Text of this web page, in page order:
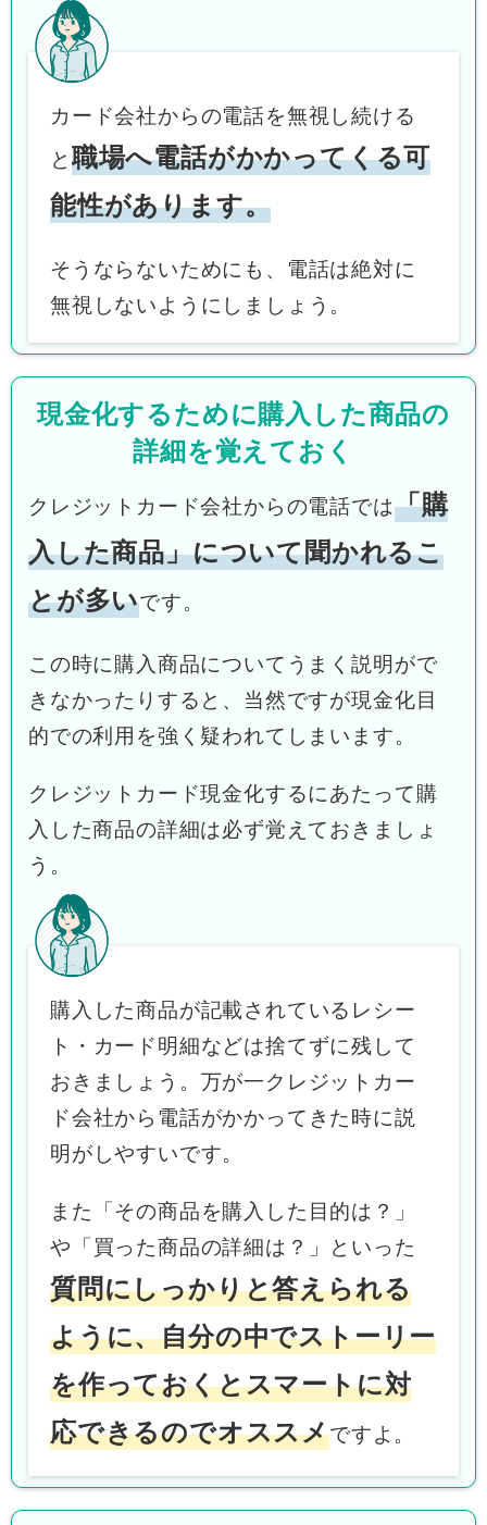
カード会社からの電話を無視し続ける
と職場へ電話がかかってくる可
能性があります。
そうならないためにも、電話は絶対に
無視しないようにしましょう。
現金化するために購入した商品の
詳細を覚えておく
クレジットカード会社からの電話では「購
入した商品」について聞かれるこ
とが多いです。
この時に購入商品についてうまく説明がで
きなかったりすると、当然ですが現金化目
的での利用を強く疑われてしまいます。
クレジットカード現金化するにあたって購
入した商品の詳細は必ず覚えておきましょ
う。
購入した商品が記載されているレシー
ト・カード明細などは捨てずに残して
おきましょう。万が一クレジットカー
ド会社から電話がかかってきた時に説
明がしやすいです。
また「その商品を購入した目的は？」
や「買った商品の詳細は？」といった
質問にしっかりと答えられる
ように、自分の中でストーリー
を作っておくとスマートに対
応できるのでオススメですよ。